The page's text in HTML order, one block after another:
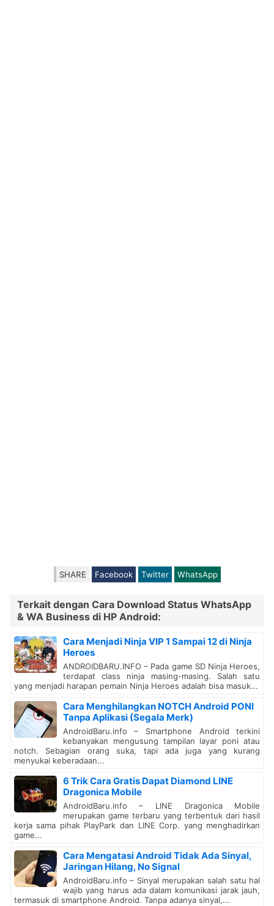
SHARE Facebook Twitter WhatsApp
Terkait dengan Cara Download Status WhatsApp
& WA Business di HP Android:
Cara Menjadi Ninja VIP 1 Sampai 12 di Ninja
Heroes
ANDROIDBARU.INFO – Pada game SD Ninja Heroes,
terdapat class ninja masing-masing. Salah satu
yang menjadi harapan pemain Ninja Heroes adalah bisa masuk...
Cara Menghilangkan NOTCH Android PONI
Tanpa Aplikasi (Segala Merk)
AndroidBaru.info – Smartphone Android terkini
kebanyakan mengusung tampilan layar poni atau
notch. Sebagian orang suka, tapi ada juga yang kurang
menyukai keberadaan...
6 Trik Cara Gratis Dapat Diamond LINE
Dragonica Mobile
AndroidBaru.info – LINE Dragonica Mobile
merupakan game terbaru yang terbentuk dari hasil
kerja sama pihak PlayPark dan LINE Corp. yang menghadirkan
game...
Cara Mengatasi Android Tidak Ada Sinyal,
Jaringan Hilang, No Signal
AndroidBaru.info – Sinyal merupakan salah satu hal
wajib yang harus ada dalam komunikasi jarak jauh,
termasuk di smartphone Android. Tanpa adanya sinyal,...